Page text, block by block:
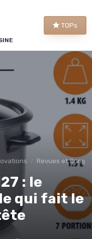
TOPs
Revues et
: le
qui fait le